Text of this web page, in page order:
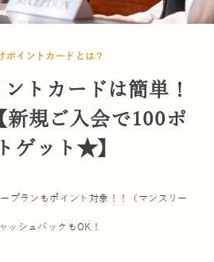
ポイントカードとは？
トカードは簡単！
新規ご入会で100ポ
ゲット★】
プランもポイント対象！！（マンスリー
ッシュバックもOK！